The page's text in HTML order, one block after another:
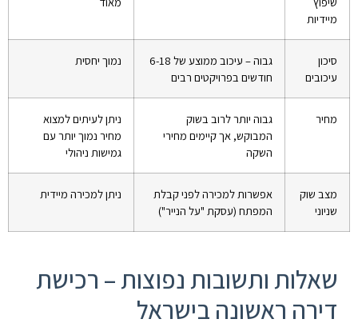
מיידיות
סיכון
עיכובים
גבוה – עיכוב ממוצע של 6-18
חודשים בפרויקטים רבים
נמוך יחסית
מחיר
גבוה יותר לרוב בשוק
המבוקש, אך קיימים מחירי
השקה
ניתן לעיתים למצוא
מחיר נמוך יותר עם
גמישות ניהולי
מצב שוק
שניוני
אפשרות למכירה לפני קבלת
המפתח (עסקת "על הנייר")
ניתן למכירה מיידית
שאלות ותשובות נפוצות – רכישת
דירה ראשונה בישראל